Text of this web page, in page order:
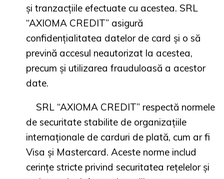
și tranzacțiile efectuate cu acestea. SRL
“AXIOMA CREDIT” asigură
confidențialitatea datelor de card și o să
prevină accesul neautorizat la acestea,
precum și utilizarea frauduloasă a acestor
date.
SRL “AXIOMA CREDIT” respectă normele
de securitate stabilite de organizațiile
internaționale de carduri de plată, cum ar fi
Visa și Mastercard. Aceste norme includ
cerințe stricte privind securitatea rețelelor și